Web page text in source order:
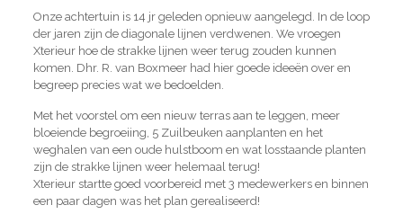
Onze achtertuin is 14 jr geleden opnieuw aangelegd. In de loop
der jaren zijn de diagonale lijnen verdwenen. We vroegen
Xterieur hoe de strakke lijnen weer terug zouden kunnen
komen. Dhr. R. van Boxmeer had hier goede ideeën over en
begreep precies wat we bedoelden.
Met het voorstel om een nieuw terras aan te leggen, meer
bloeiende begroeiing, 5 Zuilbeuken aanplanten en het
weghalen van een oude hulstboom en wat losstaande planten
zijn de strakke lijnen weer helemaal terug!
Xterieur startte goed voorbereid met 3 medewerkers en binnen
een paar dagen was het plan gerealiseerd!